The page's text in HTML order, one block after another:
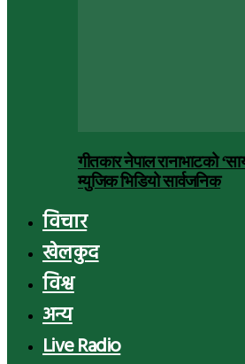
गीतकार नेपाल रानाभाटको
म्युजिक भिडियो सार्वजनिक
विचार
खेलकुद
विश्व
अन्य
Live Radio